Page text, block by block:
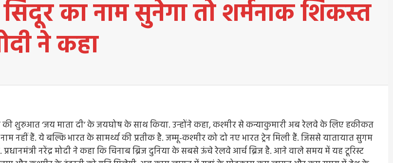
का नाम सुनेगा तो शर्मनाक शिकस्त
ने कहा
की शुरुआत ‘जय माता दी’ के जयघोष के साथ किया. उन्होंने कहा, कश्मीर से कन्याकुमारी अब रेलवे के लिए हकीकत
नहीं हैं. ये बल्कि भारत के सामर्थ्य की प्रतीक है. जम्मू-कश्मीर को दो नए भारत ट्रेन मिली हैं. जिससे यातायात सुगम
नरेंद्र मोदी ने कहा कि चिनाब ब्रिज दुनिया के सबसे ऊंचे रेलवे आर्च ब्रिज है. आने वाले समय में यह टूरिस्ट